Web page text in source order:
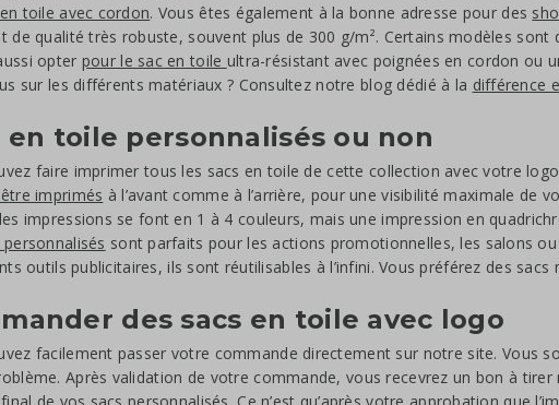
toile avec cordon. Vous êtes également à la bonne adresse pour des
de qualité très robuste, souvent plus de 300 g/m². Certains modèles sont
opter pour le sac en toile ultra-résistant avec poignées en cordon ou
sur les différents matériaux ? Consultez notre blog dédié à la différence
en toile personnalisés ou non
faire imprimer tous les sacs en toile de cette collection avec votre
imprimés à l’avant comme à l’arrière, pour une visibilité maximale de
impressions se font en 1 à 4 couleurs, mais une impression en
personnalisés sont parfaits pour les actions promotionnelles, les salons ou
outils publicitaires, ils sont réutilisables à l’infini. Vous préférez des sacs
des sacs en toile avec logo
facilement passer votre commande directement sur notre site. Vous
Après validation de votre commande, vous recevrez un bon à